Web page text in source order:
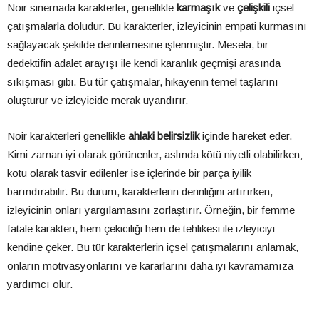
Noir sinemada karakterler, genellikle karmaşıkve çelişkili içsel
çatışmalarla doludur. Bu karakterler, izleyicinin empati kurmasını
sağlayacak şekilde derinlemesine işlenmiştir. Mesela, bir
dedektifin adalet arayışı ile kendi karanlık geçmişi arasında
sıkışması gibi. Bu tür çatışmalar, hikayenin temel taşlarını
oluşturur ve izleyicide merak uyandırır.
Noir karakterleri genellikle ahlaki belirsizlikiçinde hareket eder.
Kimi zaman iyi olarak görünenler, aslında kötü niyetli olabilirken;
kötü olarak tasvir edilenler ise içlerinde bir parça iyilik
barındırabilir. Bu durum, karakterlerin derinliğini artırırken,
izleyicinin onları yargılamasını zorlaştırır. Örneğin, bir femme
fatale karakteri, hem çekiciliği hem de tehlikesi ile izleyiciyi
kendine çeker. Bu tür karakterlerin içsel çatışmalarını anlamak,
onların motivasyonlarını ve kararlarını daha iyi kavramamıza
yardımcı olur.